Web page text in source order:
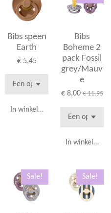
Bibs speen
Earth
€ 5,45
In winkelwagen
Bibs
Boheme 2
pack Fossil
grey/Mauv
e
€ 8,00 € 11,95
In winkelwagen
Sale! Sale!